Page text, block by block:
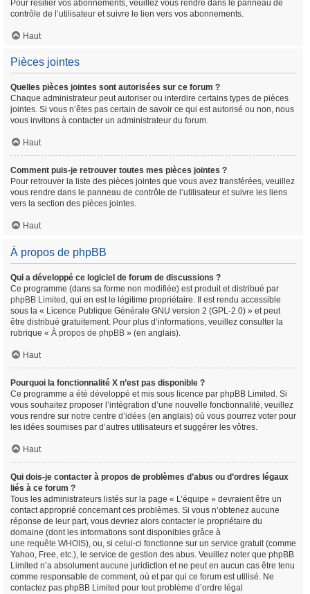
Pour résilier vos abonnements, veuillez vous rendre dans le panneau de
contrôle de l’utilisateur et suivre le lien vers vos abonnements.
Haut
Pièces jointes
Quelles pièces jointes sont autorisées sur ce forum ?
Chaque administrateur peut autoriser ou interdire certains types de pièces
jointes. Si vous n’êtes pas certain de savoir ce qui est autorisé ou non, nous
vous invitons à contacter un administrateur du forum.
Haut
Comment puis-je retrouver toutes mes pièces jointes ?
Pour retrouver la liste des pièces jointes que vous avez transférées, veuillez
vous rendre dans le panneau de contrôle de l’utilisateur et suivre les liens
vers la section des pièces jointes.
Haut
À propos de phpBB
Qui a développé ce logiciel de forum de discussions ?
Ce programme (dans sa forme non modifiée) est produit et distribué par
phpBB Limited , qui en est le légitime propriétaire. Il est rendu accessible
sous la « Licence Publique Générale GNU version 2 (GPL-2.0) » et peut
être distribué gratuitement. Pour plus d’informations, veuillez consulter la
rubrique « À propos de phpBB » (en anglais).
Haut
Pourquoi la fonctionnalité X n’est pas disponible ?
Ce programme a été développé et mis sous licence par phpBB Limited. Si
vous souhaitez proposer l’intégration d’une nouvelle fonctionnalité, veuillez
vous rendre sur notre centre d’idées (en anglais) où vous pourrez voter pour
les idées soumises par d’autres utilisateurs et suggérer les vôtres.
Haut
Qui dois-je contacter à propos de problèmes d’abus ou d’ordres légaux
liés à ce forum ?
Tous les administrateurs listés sur la page « L’équipe » devraient être un
contact approprié concernant ces problèmes. Si vous n’obtenez aucune
réponse de leur part, vous devriez alors contacter le propriétaire du
domaine (dont les informations sont disponibles grâce à
une requête WHOIS), ou, si celui-ci fonctionne sur un service gratuit (comme
Yahoo, Free, etc.), le service de gestion des abus. Veuillez noter que phpBB
Limited n’a absolument aucune juridiction et ne peut en aucun cas être tenu
comme responsable de comment, où et par qui ce forum est utilisé. Ne
contactez pas phpBB Limited pour tout problème d’ordre légal